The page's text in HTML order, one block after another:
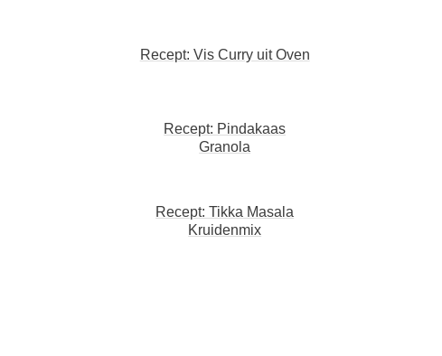
Recept: Vis Curry uit Oven
Recept: Pindakaas
Granola
Recept: Tikka Masala
Kruidenmix